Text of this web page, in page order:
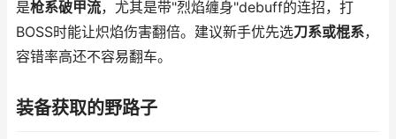
是枪系破甲流，尤其是带"烈焰缠身"debuff的连招，打
BOSS时能让炽焰伤害翻倍。建议新手优先选刀系或棍系，
容错率高还不容易翻车。
装备获取的野路子